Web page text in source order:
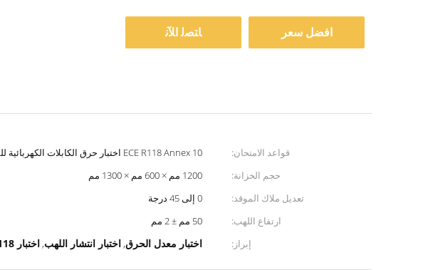
افضل سعر ﺎﺘﺼﻟ ﺍﻶﻧ
قواعد الامتحان: ECE R118 Annex 10 اختبار حرق الكابلات الكهربائية للسيارات
حجم الخزانة:
1200 مم × 600 مم × 1300 مم
تعديل ملاك الموقد:
0 إلى 45 درجة
ارتفاع اللهب:
50 مم ± 2 مم
إبراز:
اختبار معدل الحرق, اختبار انتشار اللهب, اختبار ECE R118